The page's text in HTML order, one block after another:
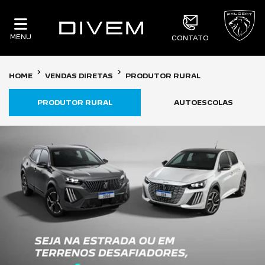
MENU CONTATO
HOME VENDAS DIRETAS PRODUTOR RURAL
AUTOESCOLAS
PRODUTOR RURAL